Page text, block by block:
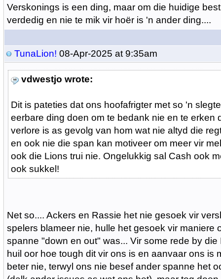
Verskonings is een ding, maar om die huidige
verdedig en nie te mik vir hoër is 'n ander ding....
TunaLion! 08-Apr-2025 at 9:35am
vdwestjo wrote:
Dit is pateties dat ons hoofafrigter met so 'n
eerbare ding doen om te bedank nie en te erken
verlore is as gevolg van hom wat nie altyd die
en ook nie die span kan motiveer om meer vir
ook die Lions trui nie. Ongelukkig sal Cash ook
ook sukkel!
Net so.... Ackers en Rassie het nie gesoek vir
spelers blameer nie, hulle het gesoek vir maniere
spanne "down en out" was... Vir some rede by
huil oor hoe tough dit vir ons is en aanvaar ons is
beter nie, terwyl ons nie besef ander spanne het